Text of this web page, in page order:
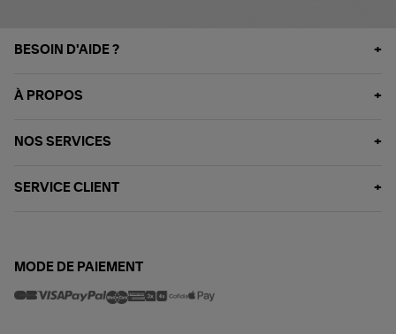
BESOIN D'AIDE ?
À PROPOS
NOS SERVICES
SERVICE CLIENT
MODE DE PAIEMENT